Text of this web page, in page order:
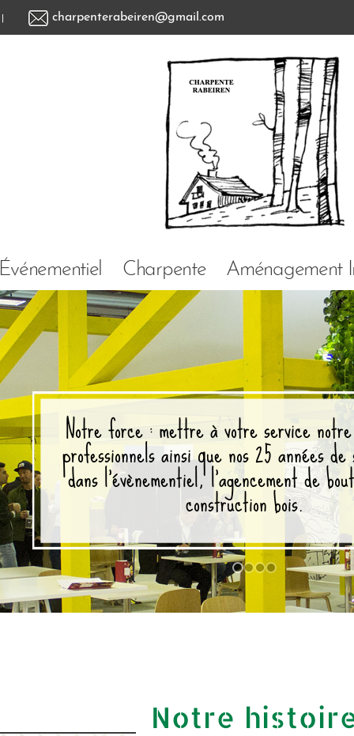
charpenterabeiren@gmail.com
Événementiel Charpente Aménagement
Notre force : mettre à votre service
professionnels ainsi que nos 25 années
dans l'évènementiel, l'agencement de
construction bois.
Notre